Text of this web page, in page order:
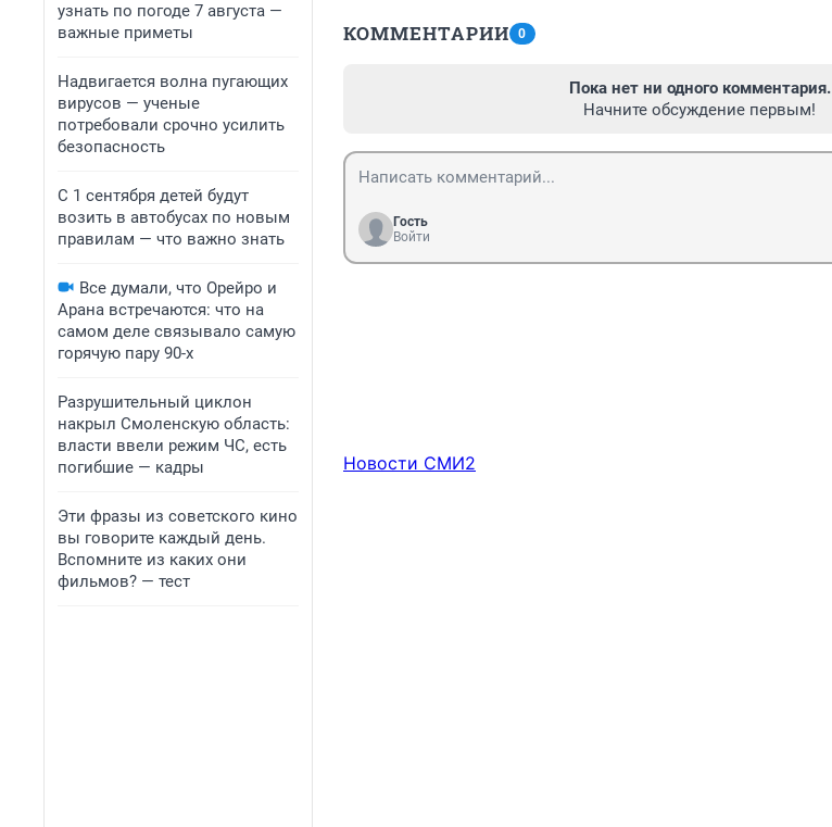
узнать по погоде 7 августа —
важные приметы
Надвигается волна пугающих
вирусов — ученые
потребовали срочно усилить
безопасность
С 1 сентября детей будут
возить в автобусах по новым
правилам — что важно знать
Все думали, что Орейро и
Арана встречаются: что на
самом деле связывало самую
горячую пару 90-х
Разрушительный циклон
накрыл Смоленскую область:
власти ввели режим ЧС, есть
погибшие — кадры
Эти фразы из советского кино
вы говорите каждый день.
Вспомните из каких они
фильмов? — тест
КОММЕНТАРИИ 0
Пока нет ни одного комментария.
Начните обсуждение первым!
Гость
Войти
Новости СМИ2